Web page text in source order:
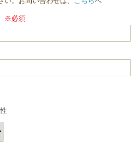
※必須